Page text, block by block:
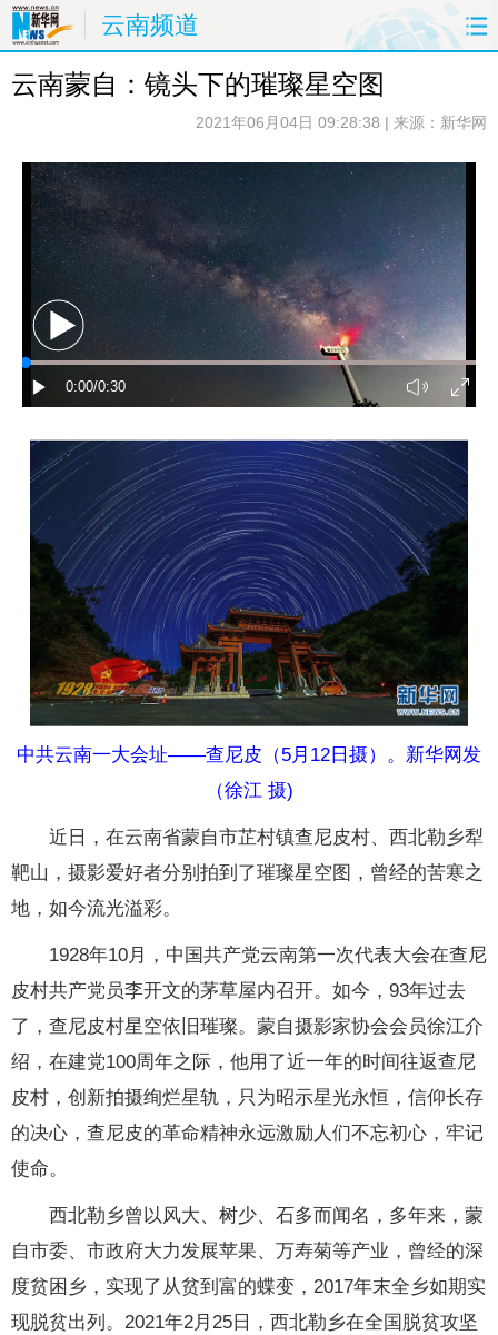
云南频道
首页 要闻 原创
健康 社会 经济
服务 云南故事 云南青年说 风味云南
返回PC
云南蒙自：镜头下的璀璨星空图
2021年06月04日 09:28:38 | 来源：新华网
中共云南一大会址——查尼皮（5月12日摄）。新华网发
（徐江 摄)
近日，在云南省蒙自市芷村镇查尼皮村、西北勒乡犁
靶山，摄影爱好者分别拍到了璀璨星空图，曾经的苦寒之
地，如今流光溢彩。
1928年10月，中国共产党云南第一次代表大会在查尼
皮村共产党员李开文的茅草屋内召开。如今，93年过去
了，查尼皮村星空依旧璀璨。蒙自摄影家协会会员徐江介
绍，在建党100周年之际，他用了近一年的时间往返查尼
皮村，创新拍摄绚烂星轨，只为昭示星光永恒，信仰长存
的决心，查尼皮的革命精神永远激励人们不忘初心，牢记
使命。
西北勒乡曾以风大、树少、石多而闻名，多年来，蒙
自市委、市政府大力发展苹果、万寿菊等产业，曾经的深
度贫困乡，实现了从贫到富的蝶变，2017年末全乡如期实
现脱贫出列。2021年2月25日，西北勒乡在全国脱贫攻坚